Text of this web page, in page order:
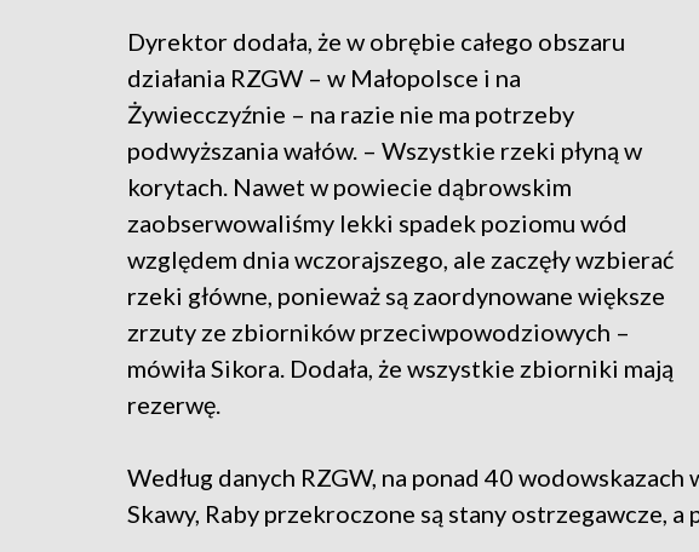
Dyrektor dodała, że w obrębie całego obszaru
działania RZGW – w Małopolsce i na
Żywiecczyźnie – na razie nie ma potrzeby
podwyższania wałów. – Wszystkie rzeki płyną w
korytach. Nawet w powiecie dąbrowskim
zaobserwowaliśmy lekki spadek poziomu wód
względem dnia wczorajszego, ale zaczęły wzbierać
rzeki główne, ponieważ są zaordynowane większe
zrzuty ze zbiorników przeciwpowodziowych –
mówiła Sikora. Dodała, że wszystkie zbiorniki mają
rezerwę.
Według danych RZGW, na ponad 40 wodowskazach
Skawy, Raby przekroczone są stany ostrzegawcze, a